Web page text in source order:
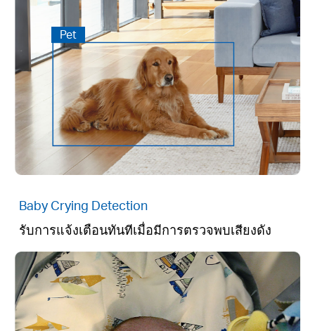
Pet
Baby Crying Detection
รับการแจ้งเตือนทันทีเมื่อมีการตรวจพบเสียงดัง